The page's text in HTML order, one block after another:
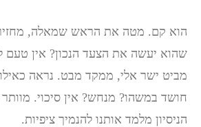
הוא קם. מטה את הראש שמאלה, מחזיר
שהוא יעשה את הצעד הנכון? אין טעם
מביט ישר אלי, ממקד מבט. נראה
חושד במשהו? מנחש? אין סיכוי.
הניסיון מלמד אותנו להנמיך ציפיות.